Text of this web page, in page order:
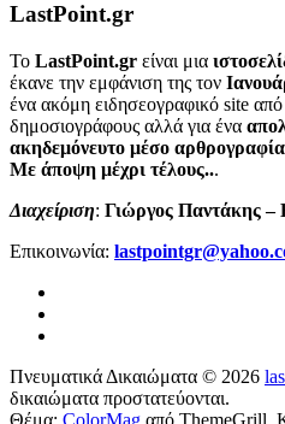
LastPoint.gr
To LastPoint.gr είναι μια
έκανε την εμφάνιση της τον
ένα ακόμη ειδησεογραφικό site από
δημοσιογράφους αλλά για ένα
ακηδεμόνευτο μέσο
Με άποψη μέχρι τέλους...
Διαχείριση: Γιώργος Παντάκης –
Επικοινωνία:
Πνευματικά Δικαιώματα © 2026
δικαιώματα προστατεύονται.
Θέμα: ColorMag από ThemeGrill.